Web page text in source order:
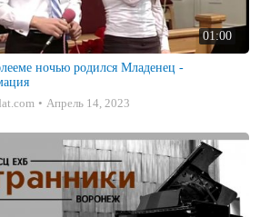
01:00
ночью родился Младенец -
Апрель 14, 2023